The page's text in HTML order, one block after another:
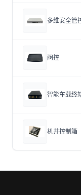
多维安全管
阀控
智能车载终
机井控制箱